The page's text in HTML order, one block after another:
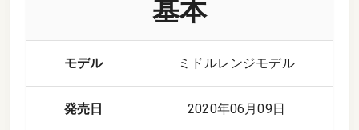
基本
モデル ミドルレンジモデル
発売日 2020年06月09日